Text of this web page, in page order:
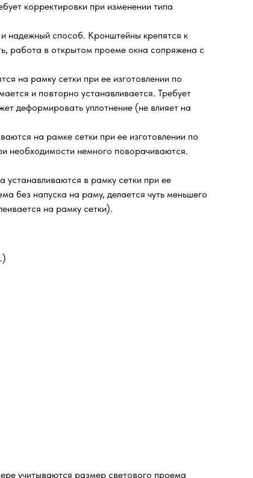
корректировки при изменении типа
надежный способ. Кронштейны крепятся к
работа в открытом проеме окна сопряжена с
на рамку сетки при ее изготовлении по
и повторно устанавливается. Требует
деформировать уплотнение (не влияет на
на рамке сетки при ее изготовлении по
необходимости немного поворачиваются.
устанавливаются в рамку сетки при ее
без напуска на раму, делается чуть меньшего
на рамку сетки).
учитываются размер светового проема